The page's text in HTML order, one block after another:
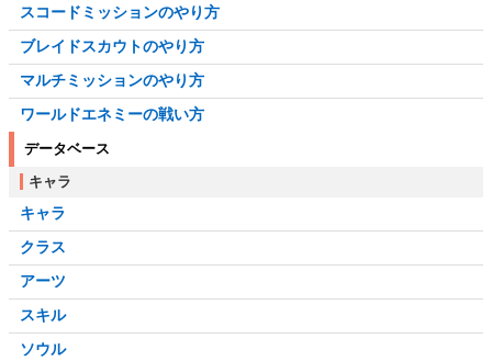
スコードミッションのやり方
ブレイドスカウトのやり方
マルチミッションのやり方
ワールドエネミーの戦い方
データベース
キャラ
キャラ
クラス
アーツ
スキル
ソウル